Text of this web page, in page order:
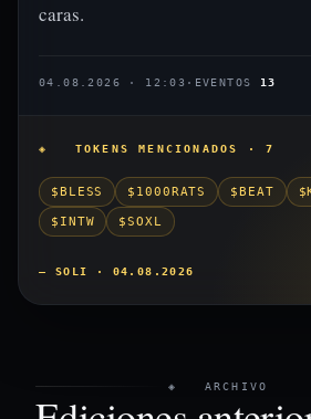
caras.
04.08.2026 · 12:03 · EVENTOS 13
◈ TOKENS MENCIONADOS · 7
$BLESS $1000RATS $BEAT
$INTW $SOXL
— SOLI · 04.08.2026
◈ ARCHIVO